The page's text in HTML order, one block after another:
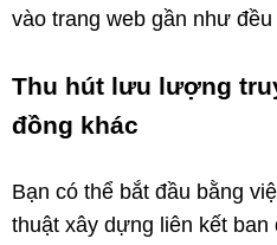
vào trang web gần như
Thu hút lưu lượng
đồng khác
Bạn có thể bắt đầu bằng
thuật xây dựng liên kết